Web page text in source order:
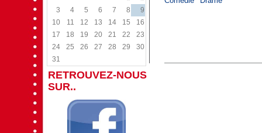
3
4 5 6 7 8
9
10
11 12 13 14 15
16
17
18 19 20 21 22
23
24
25 26 27 28 29
30
31
RETROUVEZ-NOUS
SUR..